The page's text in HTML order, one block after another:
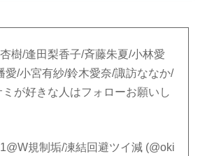
樹/逢田梨香子/斉藤朱夏/小林愛
愛/小宮有紗/鈴木愛奈/諏訪ななか/
が好きな人はフォローお願いし
規制垢/凍結回避ツイ減 (@oki